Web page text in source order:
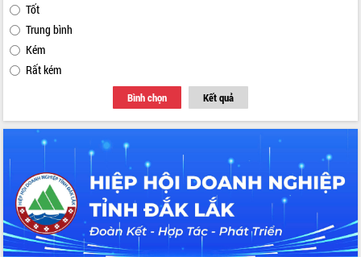
Tốt
Trung bình
Kém
Rất kém
Bình chọn Kết quả